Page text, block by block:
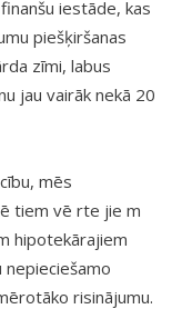
iestāde, kas
piešķiršanas
zīmi, labus
jau vairāk nekā 20
mēs
tiem vē rte jie m
hipotekārajiem
risinājumu.